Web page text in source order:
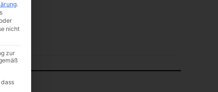
.
nicht
zur